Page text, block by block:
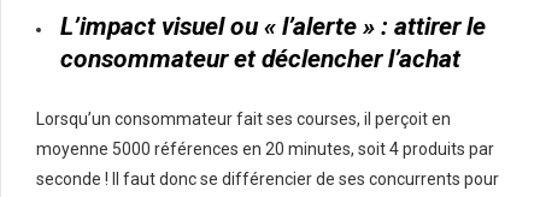
L’impact visuel ou « l’alerte » : attirer le
consommateur et déclencher l’achat
Lorsqu’un consommateur fait ses courses, il perçoit en
moyenne 5000 références en 20 minutes, soit 4 produits par
seconde ! Il faut donc se différencier de ses concurrents pour